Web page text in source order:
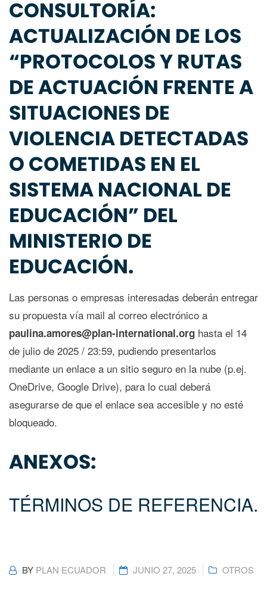
CONSULTORÍA:
ACTUALIZACIÓN DE LOS
“PROTOCOLOS Y RUTAS
DE ACTUACIÓN FRENTE A
SITUACIONES DE
VIOLENCIA DETECTADAS
O COMETIDAS EN EL
SISTEMA NACIONAL DE
EDUCACIÓN” DEL
MINISTERIO DE
EDUCACIÓN.
Las personas o empresas interesadas deberán entregar
su propuesta vía mail al correo electrónico a
paulina.amores@plan-international.org hasta el 14
de julio de 2025 / 23:59, pudiendo presentarlos
mediante un enlace a un sitio seguro en la nube (p.ej.
OneDrive, Google Drive), para lo cual deberá
asegurarse de que el enlace sea accesible y no esté
bloqueado.
ANEXOS:
TÉRMINOS DE REFERENCIA.
BY PLAN ECUADOR JUNIO 27, 2025 OTROS